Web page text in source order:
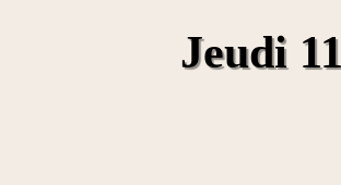
Jeudi